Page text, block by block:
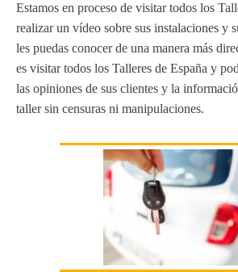
Estamos en proceso de visitar todos los
realizar un vídeo sobre sus instalaciones y
les puedas conocer de una manera más
es visitar todos los Talleres de España y
las opiniones de sus clientes y la
taller sin censuras ni manipulaciones.